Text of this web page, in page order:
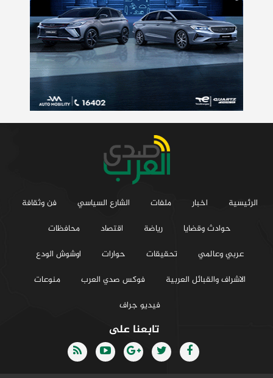
الرئيسية اخبار ملفات الشارع السياسي
فن وثقافة
حوادث وقضايا
رياضة اقتصاد
محافظات
عربي وعالمي
تحقيقات حوارات
اوشوش الودع
الاشراف والقبائل العربية
فوكس صدي العرب
منوعات
فيديو جراف
تابعنا على